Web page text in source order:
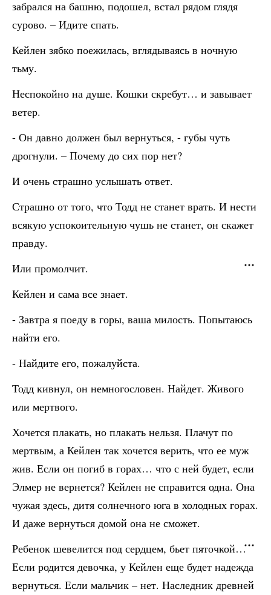
забрался на башню, подошел, встал рядом глядя
сурово. – Идите спать.
Кейлен зябко поежилась, вглядываясь в ночную
тьму.
Неспокойно на душе. Кошки скребут… и завывает
ветер.
- Он давно должен был вернуться, - губы чуть
дрогнули. – Почему до сих пор нет?
И очень страшно услышать ответ.
Страшно от того, что Тодд не станет врать. И нести
всякую успокоительную чушь не станет, он скажет
правду.
Или промолчит.
Кейлен и сама все знает.
- Завтра я поеду в горы, ваша милость. Попытаюсь
найти его.
- Найдите его, пожалуйста.
Тодд кивнул, он немногословен. Найдет. Живого
или мертвого.
Хочется плакать, но плакать нельзя. Плачут по
мертвым, а Кейлен так хочется верить, что ее муж
жив. Если он погиб в горах… что с ней будет, если
Элмер не вернется? Кейлен не справится одна. Она
чужая здесь, дитя солнечного юга в холодных горах.
И даже вернуться домой она не сможет.
Ребенок шевелится под сердцем, бьет пяточкой…
Если родится девочка, у Кейлен еще будет надежда
вернуться. Если мальчик – нет. Наследник древней